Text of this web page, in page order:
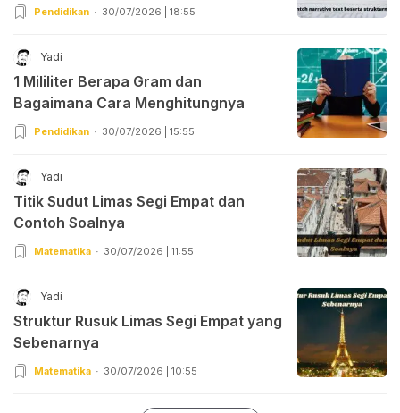
Pendidikan 30/07/2026 | 18:55
Yadi
1 Mililiter Berapa Gram dan
Bagaimana Cara Menghitungnya
Pendidikan 30/07/2026 | 15:55
Yadi
Titik Sudut Limas Segi Empat dan
Contoh Soalnya
Matematika 30/07/2026 | 11:55
Yadi
Struktur Rusuk Limas Segi Empat yang
Sebenarnya
Matematika 30/07/2026 | 10:55